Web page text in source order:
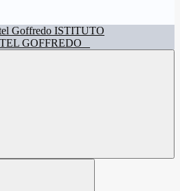
ISTITUTO
GOFFREDO